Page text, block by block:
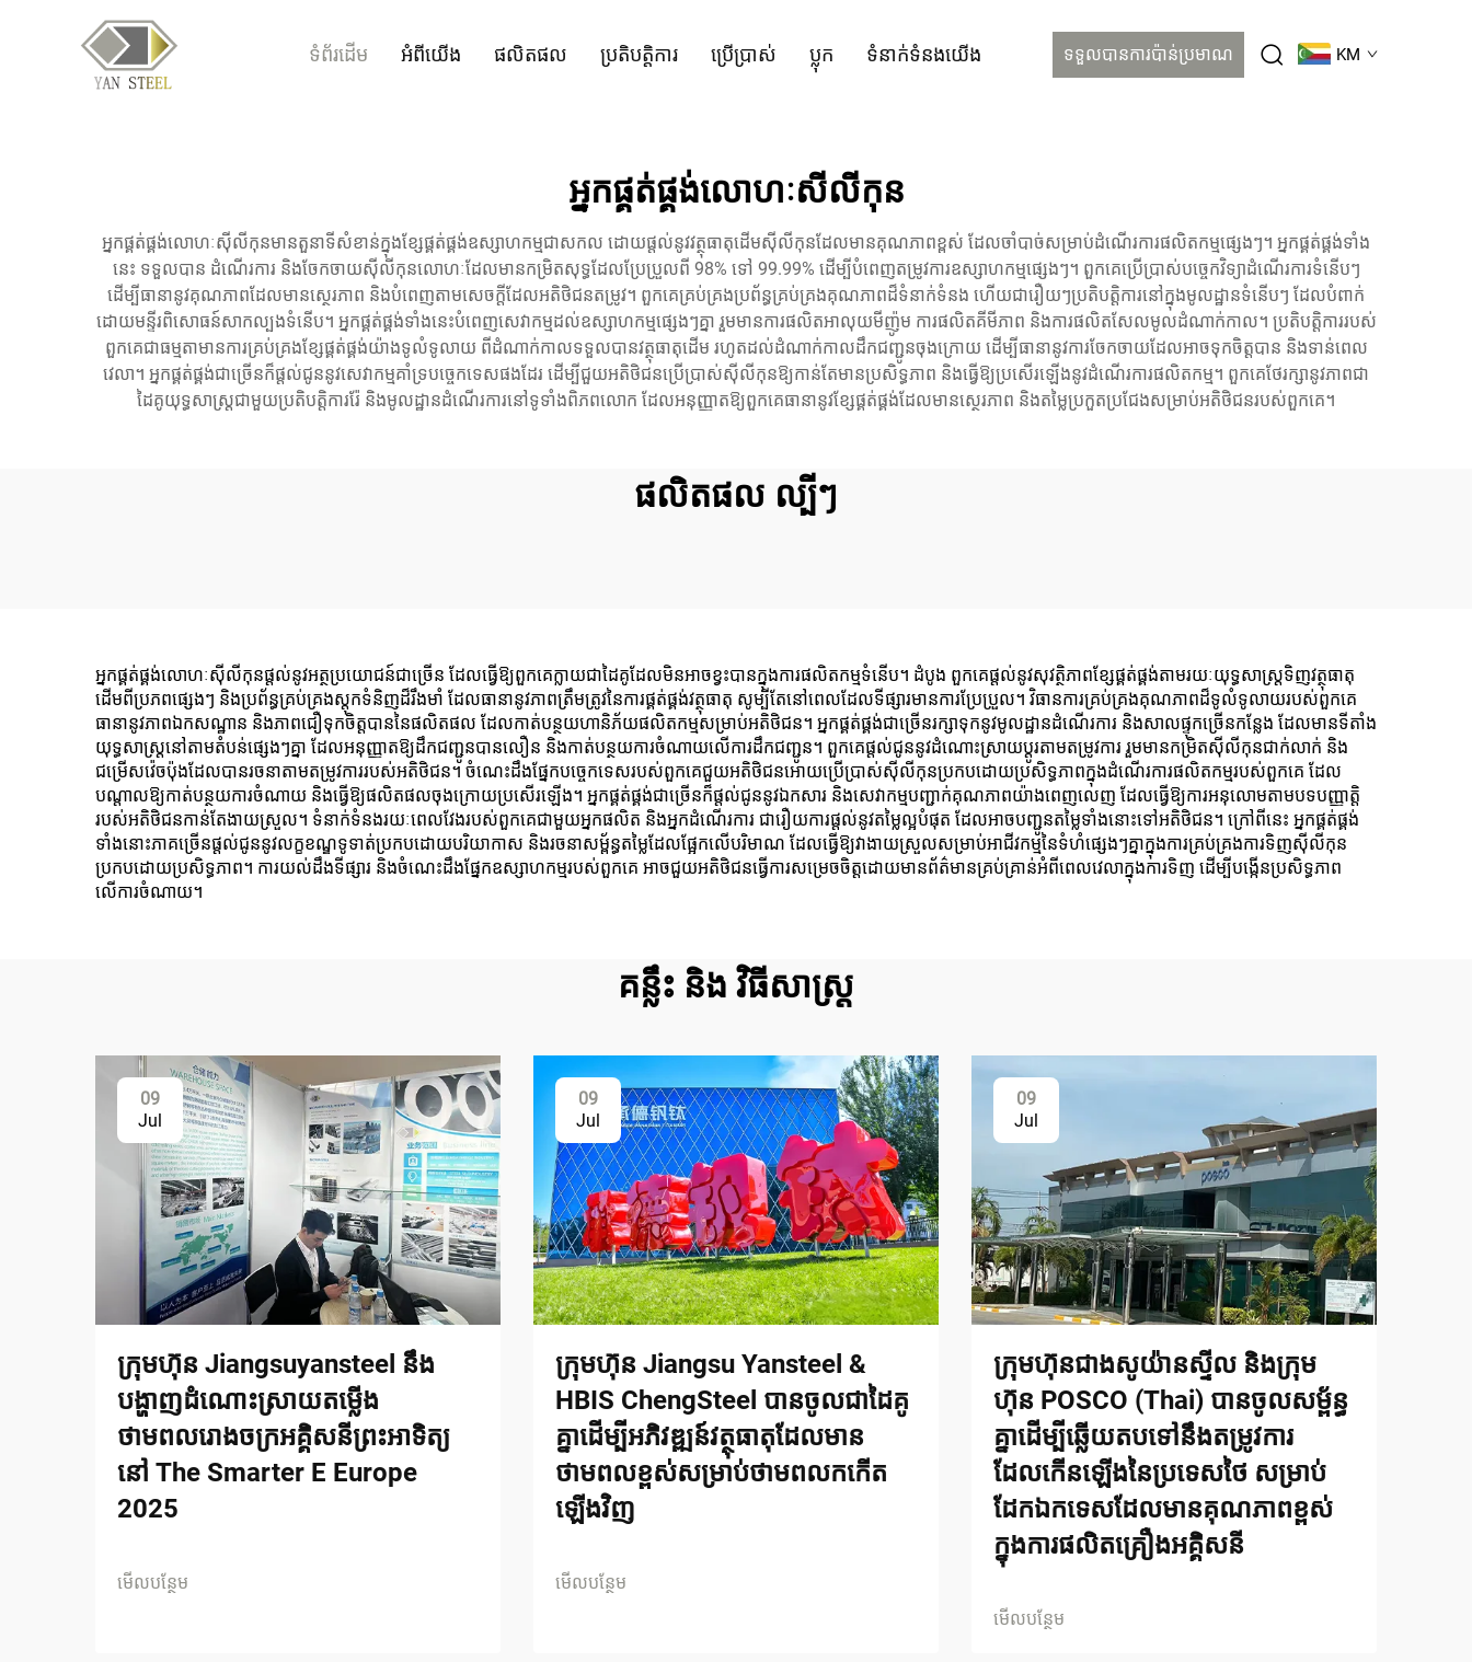
ទំព័រដើម អំពីយើង ផលិតផល ប្រតិបត្តិការ ប្រើប្រាស់ ប្លុក ទំនាក់ទំនងយើង ទទួលបានការប៉ាន់ប្រមាណ KM
អ្នកផ្គត់ផ្គង់លោហៈសីលីកុន
អ្នកផ្គត់ផ្គង់លោហៈស៊ីលីកុនមានតួនាទីសំខាន់ក្នុងខ្សែផ្គត់ផ្គង់ឧស្សាហកម្មជាសកល ដោយផ្តល់នូវវត្ថុធាតុដើមស៊ីលីកុនដែលមានគុណភាពខ្ពស់ ដែលចាំបាច់សម្រាប់ដំណើរការផលិតកម្មផ្សេងៗ។ អ្នកផ្គត់ផ្គង់ទាំង
នេះ ទទួលបាន ដំណើរការ និងចែកចាយស៊ីលីកុនលោហៈដែលមានកម្រិតសុទ្ធដែលប្រែប្រួលពី 98% ទៅ 99.99% ដើម្បីបំពេញតម្រូវការឧស្សាហកម្មផ្សេងៗ។ ពួកគេប្រើប្រាស់បច្ចេកវិទ្យាដំណើរការទំនើបៗ
ដើម្បីធានានូវគុណភាពដែលមានស្ថេរភាព និងបំពេញតាមសេចក្តីដែលអតិថិជនតម្រូវ។ ពួកគេគ្រប់គ្រងប្រព័ន្ធគ្រប់គ្រងគុណភាពដ៏ទំនាក់ទំនង ហើយជារឿយៗប្រតិបត្តិការនៅក្នុងមូលដ្ឋានទំនើបៗ ដែលបំពាក់
ដោយមន្ទីរពិសោធន៍សាកល្បងទំនើប។ អ្នកផ្គត់ផ្គង់ទាំងនេះបំពេញសេវាកម្មដល់ឧស្សាហកម្មផ្សេងៗគ្នា រួមមានការផលិតអាលុយមីញ៉ូម ការផលិតគីមីភាព និងការផលិតសែលមូលដំណាក់កាល។ ប្រតិបត្តិការរបស់
ពួកគេជាធម្មតាមានការគ្រប់គ្រងខ្សែផ្គត់ផ្គង់យ៉ាងទូលំទូលាយ ពីដំណាក់កាលទទួលបានវត្ថុធាតុដើម រហូតដល់ដំណាក់កាលដឹកជញ្ជូនចុងក្រោយ ដើម្បីធានានូវការចែកចាយដែលអាចទុកចិត្តបាន និងទាន់ពេល
វេលា។ អ្នកផ្គត់ផ្គង់ជាច្រើនក៏ផ្តល់ជូននូវសេវាកម្មគាំទ្របច្ចេកទេសផងដែរ ដើម្បីជួយអតិថិជនប្រើប្រាស់ស៊ីលីកុនឱ្យកាន់តែមានប្រសិទ្ធភាព និងធ្វើឱ្យប្រសើរឡើងនូវដំណើរការផលិតកម្ម។ ពួកគេថែរក្សានូវភាពជា
ដៃគូយុទ្ធសាស្ត្រជាមួយប្រតិបត្តិការរ៉ែ និងមូលដ្ឋានដំណើរការនៅទូទាំងពិភពលោក ដែលអនុញ្ញាតឱ្យពួកគេធានានូវខ្សែផ្គត់ផ្គង់ដែលមានស្ថេរភាព និងតម្លៃប្រកួតប្រជែងសម្រាប់អតិថិជនរបស់ពួកគេ។
ផលិតផល ល្បីៗ
អ្នកផ្គត់ផ្គង់លោហៈស៊ីលីកុនផ្តល់នូវអត្ថប្រយោជន៍ជាច្រើន ដែលធ្វើឱ្យពួកគេក្លាយជាដៃគូដែលមិនអាចខ្វះបានក្នុងការផលិតកម្មទំនើប។ ដំបូង ពួកគេផ្តល់នូវសុវត្ថិភាពខ្សែផ្គត់ផ្គង់តាមរយៈយុទ្ធសាស្ត្រទិញវត្ថុធាតុ
ដើមពីប្រភពផ្សេងៗ និងប្រព័ន្ធគ្រប់គ្រងស្តុកទំនិញដ៏រឹងមាំ ដែលធានានូវភាពត្រឹមត្រូវនៃការផ្គត់ផ្គង់វត្ថុធាតុ សូម្បីតែនៅពេលដែលទីផ្សារមានការប្រែប្រួល។ វិធានការគ្រប់គ្រងគុណភាពដ៏ទូលំទូលាយរបស់ពួកគេ
ធានានូវភាពឯកសណ្ឋាន និងភាពជឿទុកចិត្តបាននៃផលិតផល ដែលកាត់បន្ថយហានិភ័យផលិតកម្មសម្រាប់អតិថិជន។ អ្នកផ្គត់ផ្គង់ជាច្រើនរក្សាទុកនូវមូលដ្ឋានដំណើរការ និងសាលផ្ទុកច្រើនកន្លែង ដែលមានទីតាំង
យុទ្ធសាស្ត្រនៅតាមតំបន់ផ្សេងៗគ្នា ដែលអនុញ្ញាតឱ្យដឹកជញ្ជូនបានលឿន និងកាត់បន្ថយការចំណាយលើការដឹកជញ្ជូន។ ពួកគេផ្តល់ជូននូវដំណោះស្រាយប្ដូរតាមតម្រូវការ រួមមានកម្រិតស៊ីលីកុនជាក់លាក់ និង
ជម្រើសវ៉េចប៉ុងដែលបានរចនាតាមតម្រូវការរបស់អតិថិជន។ ចំណេះដឹងផ្នែកបច្ចេកទេសរបស់ពួកគេជួយអតិថិជនអោយប្រើប្រាស់ស៊ីលីកុនប្រកបដោយប្រសិទ្ធភាពក្នុងដំណើរការផលិតកម្មរបស់ពួកគេ ដែល
បណ្តាលឱ្យកាត់បន្ថយការចំណាយ និងធ្វើឱ្យផលិតផលចុងក្រោយប្រសើរឡើង។ អ្នកផ្គត់ផ្គង់ជាច្រើនក៏ផ្តល់ជូននូវឯកសារ និងសេវាកម្មបញ្ជាក់គុណភាពយ៉ាងពេញលេញ ដែលធ្វើឱ្យការអនុលោមតាមបទបញ្ញាត្តិ
របស់អតិថិជនកាន់តែងាយស្រួល។ ទំនាក់ទំនងរយៈពេលវែងរបស់ពួកគេជាមួយអ្នកផលិត និងអ្នកដំណើរការ ជារឿយការផ្តល់នូវតម្លៃល្អបំផុត ដែលអាចបញ្ជូនតម្លៃទាំងនោះទៅអតិថិជន។ ក្រៅពីនេះ អ្នកផ្គត់ផ្គង់
ទាំងនោះភាគច្រើនផ្តល់ជូននូវលក្ខខណ្ឌទូទាត់ប្រកបដោយបរិយាកាស និងរចនាសម្ព័ន្ធតម្លៃដែលផ្អែកលើបរិមាណ ដែលធ្វើឱ្យវាងាយស្រួលសម្រាប់អាជីវកម្មនៃទំហំផ្សេងៗគ្នាក្នុងការគ្រប់គ្រងការទិញស៊ីលីកុន
ប្រកបដោយប្រសិទ្ធភាព។ ការយល់ដឹងទីផ្សារ និងចំណេះដឹងផ្នែកឧស្សាហកម្មរបស់ពួកគេ អាចជួយអតិថិជនធ្វើការសម្រេចចិត្តដោយមានព័ត៌មានគ្រប់គ្រាន់អំពីពេលវេលាក្នុងការទិញ ដើម្បីបង្កើនប្រសិទ្ធភាព
លើការចំណាយ។
គន្លឹះ និង វិធីសាស្ត្រ
09
Jul
ក្រុមហ៊ុន Jiangsuyansteel នឹង
បង្ហាញដំណោះស្រាយតម្លើង
ថាមពលរោងចក្រអគ្គិសនីព្រះអាទិត្យ
នៅ The Smarter E Europe
2025
មើលបន្ថែម
09
Jul
ក្រុមហ៊ុន Jiangsu Yansteel &
HBIS ChengSteel បានចូលជាដៃគូ
គ្នាដើម្បីអភិវឌ្ឍន៍វត្ថុធាតុដែលមាន
ថាមពលខ្ពស់សម្រាប់ថាមពលកកើត
ឡើងវិញ
មើលបន្ថែម
09
Jul
ក្រុមហ៊ុនជាងសូយ៉ានស្ទីល និងក្រុម
ហ៊ុន POSCO (Thai) បានចូលសម្ព័ន្ធ
គ្នាដើម្បីឆ្លើយតបទៅនឹងតម្រូវការ
ដែលកើនឡើងនៃប្រទេសថៃ សម្រាប់
ដែកឯកទេសដែលមានគុណភាពខ្ពស់
ក្នុងការផលិតគ្រឿងអគ្គិសនី
មើលបន្ថែម